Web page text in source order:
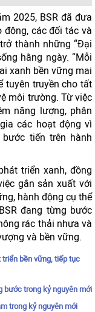
2025, BSR đã đưa
các đối tác và
thành những “Đại
hằng ngày. “Mỗi
xanh bền vững mai
tuyên truyền cho tất
môi trường. Từ việc
năng lượng, phân
các hoạt động vì
tiến trên hành
triển xanh, đồng
gắn sản xuất với
hành động cụ thể
đang từng bước
rác thải nhựa và
và bền vững.
bền vững, tiếp tục
bước trong kỷ nguyên mới
trong kỷ nguyên mới